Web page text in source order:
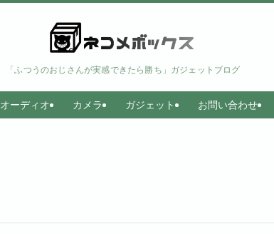
「ふつうのおじさんが実感できたら勝ち」ガジェットブログ
オーディオ カメラ ガジェット お問い合わせ